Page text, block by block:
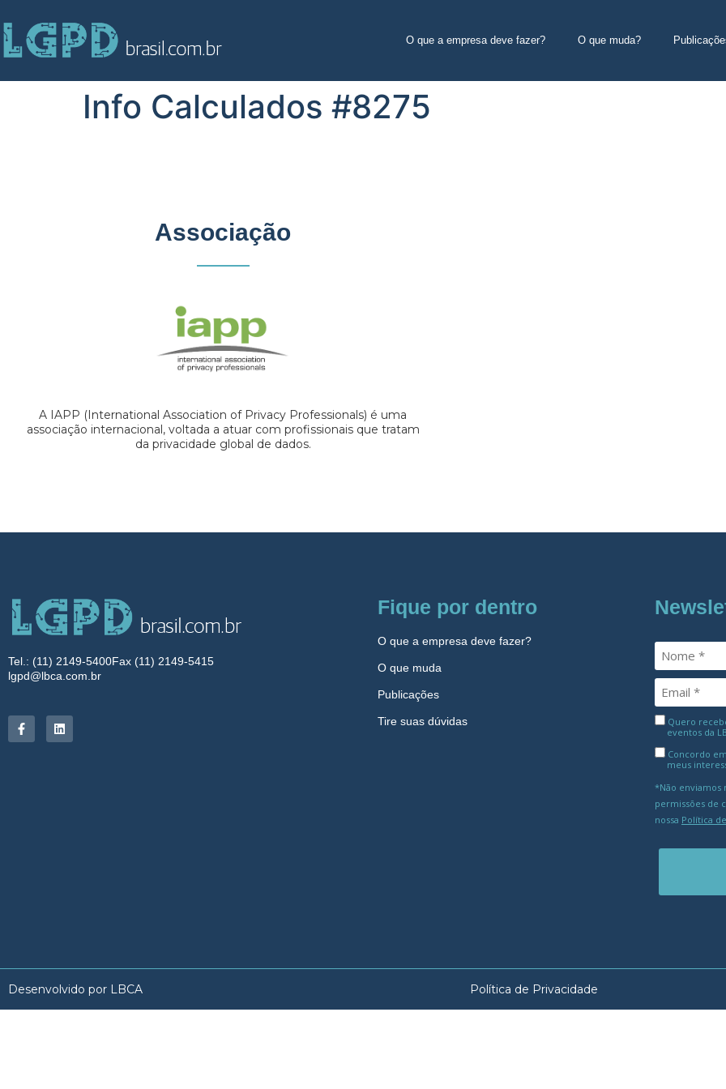
O que a empresa deve fazer? O que muda?
Info Calculados #8275
Associação
A IAPP (International Association of Privacy Professionals) é uma
associação internacional, voltada a atuar com profissionais que tratam
da privacidade global de dados.
Tel.: (11) 2149-5400Fax (11) 2149-5415
lgpd@lbca.com.br
Fique por dentro
O que a empresa deve fazer?
O que muda
Publicações
Tire suas dúvidas
Quero
eventos da
Concordo
meus
*Não enviamos
permissões de
nossa Política
Desenvolvido por LBCA Política de Privacidade